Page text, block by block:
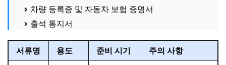
차량 등록증 및 자동차 보험 증명서
출석 통지서
서류명 용도 준비 시기 주의 사항